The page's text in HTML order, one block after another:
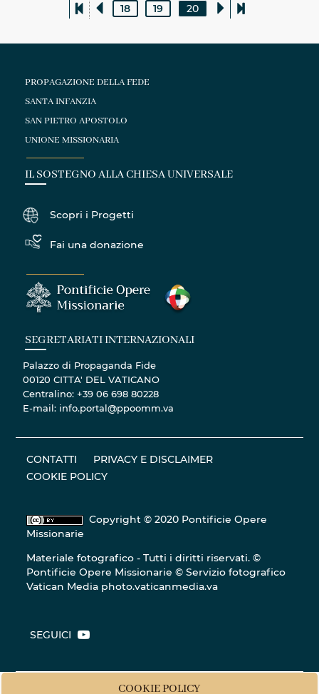
18 19 20
PROPAGAZIONE DELLA FEDE
SANTA INFANZIA
SAN PIETRO APOSTOLO
UNIONE MISSIONARIA
IL SOSTEGNO ALLA CHIESA UNIVERSALE
Scopri i Progetti
Fai una donazione
SEGRETARIATI INTERNAZIONALI
Palazzo di Propaganda Fide
00120 CITTA' DEL VATICANO
Centralino: +39 06 698 80228
E-mail: info.portal@ppoomm.va
CONTATTI
PRIVACY E DISCLAIMER
COOKIE POLICY
Copyright © 2020 Pontificie Opere
Missionarie
Materiale fotografico - Tutti i diritti riservati. ©
Pontificie Opere Missionarie © Servizio fotografico
Vatican Media photo.vaticanmedia.va
SEGUICI
COOKIE POLICY